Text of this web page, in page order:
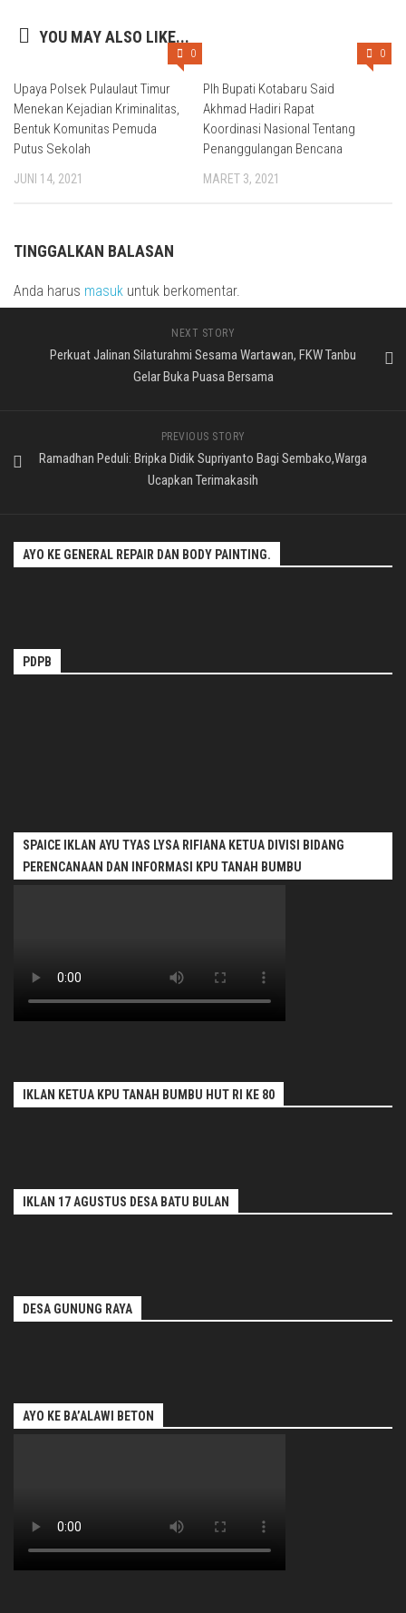
YOU MAY ALSO LIKE...
0
Upaya Polsek Pulaulaut Timur
Menekan Kejadian Kriminalitas,
Bentuk Komunitas Pemuda
Putus Sekolah
JUNI 14, 2021
0
Plh Bupati Kotabaru Said
Akhmad Hadiri Rapat
Koordinasi Nasional Tentang
Penanggulangan Bencana
MARET 3, 2021
TINGGALKAN BALASAN
Anda harus masuk untuk berkomentar.
NEXT STORY
Perkuat Jalinan Silaturahmi Sesama Wartawan, FKW Tanbu
Gelar Buka Puasa Bersama
PREVIOUS STORY
Ramadhan Peduli: Bripka Didik Supriyanto Bagi Sembako,Warga
Ucapkan Terimakasih
AYO KE GENERAL REPAIR DAN BODY PAINTING.
PDPB
SPAICE IKLAN AYU TYAS LYSA RIFIANA KETUA DIVISI BIDANG
PERENCANAAN DAN INFORMASI KPU TANAH BUMBU
IKLAN KETUA KPU TANAH BUMBU HUT RI KE 80
IKLAN 17 AGUSTUS DESA BATU BULAN
DESA GUNUNG RAYA
AYO KE BA’ALAWI BETON